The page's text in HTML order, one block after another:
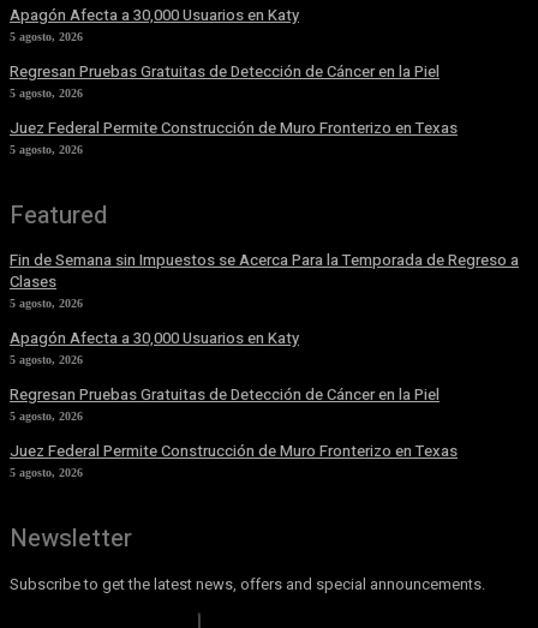
Apagón Afecta a 30,000 Usuarios en Katy
5 agosto, 2026
Regresan Pruebas Gratuitas de Detección de Cáncer en la Piel
5 agosto, 2026
Juez Federal Permite Construcción de Muro Fronterizo en Texas
5 agosto, 2026
Featured
Fin de Semana sin Impuestos se Acerca Para la Temporada de Regreso a
Clases
5 agosto, 2026
Apagón Afecta a 30,000 Usuarios en Katy
5 agosto, 2026
Regresan Pruebas Gratuitas de Detección de Cáncer en la Piel
5 agosto, 2026
Juez Federal Permite Construcción de Muro Fronterizo en Texas
5 agosto, 2026
Newsletter
Subscribe to get the latest news, offers and special announcements.